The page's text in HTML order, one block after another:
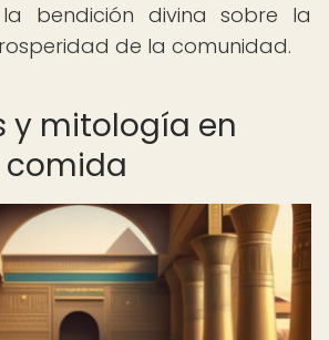
bendición divina sobre la
de la comunidad.
y mitología en